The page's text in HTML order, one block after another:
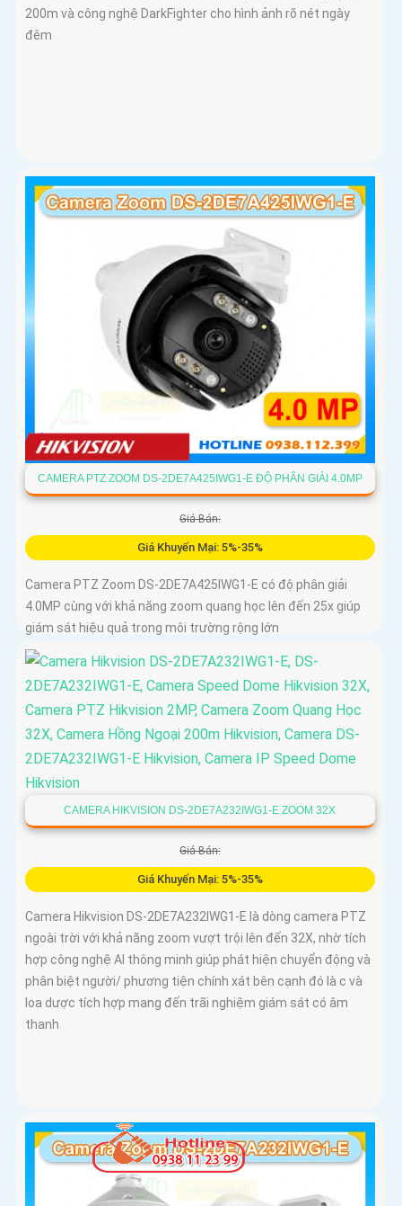
200m và công nghệ DarkFighter cho hình ảnh rõ nét ngày
đêm
CAMERA PTZ ZOOM DS-2DE7A425IWG1-E ĐỘ PHÂN GIẢI 4.0MP
Giá Bán:
Giá Khuyến Mại: 5%-35%
Camera PTZ Zoom DS-2DE7A425IWG1-E có độ phân giải
4.0MP cùng với khả năng zoom quang học lên đến 25x giúp
giám sát hiệu quả trong môi trường rộng lớn
CAMERA HIKVISION DS-2DE7A232IWG1-E ZOOM 32X
Giá Bán:
Giá Khuyến Mại: 5%-35%
Camera Hikvision DS-2DE7A232IWG1-E là dòng camera PTZ
ngoài trời với khả năng zoom vượt trội lên đến 32X, nhờ tích
hợp công nghệ AI thông minh giúp phát hiện chuyển động và
phân biệt người/ phương tiện chính xát bên cạnh đó là c và
loa dược tích hợp mang đến trãi nghiệm giám sát có âm
thanh